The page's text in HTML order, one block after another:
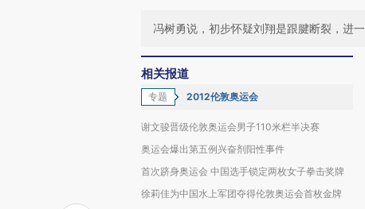
冯树勇说，初步怀疑刘翔是跟腱断裂，进
相关报道
专题 2012伦敦奥运会
谢文骏晋级伦敦奥运会男子110米栏半决赛
奥运会爆出第五例兴奋剂阳性事件
首次跻身奥运会 中国选手锁定两枚女子拳击奖牌
徐莉佳为中国水上军团夺得伦敦奥运会首枚金牌